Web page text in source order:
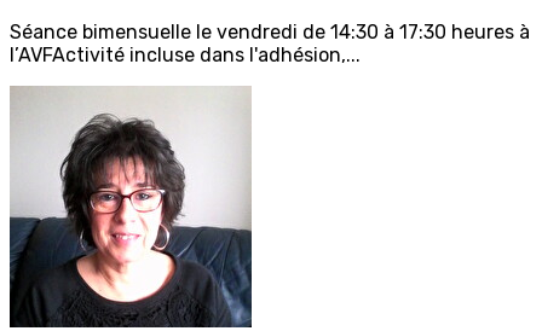
Séance bimensuelle le vendredi de 14:30 à 17:30 heures à
l’AVFActivité incluse dans l'adhésion,...